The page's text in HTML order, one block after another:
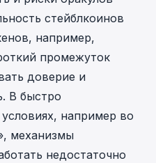
стейблкоинов
например,
промежуток
доверие и
В быстро
например во
механизмы
недостаточно